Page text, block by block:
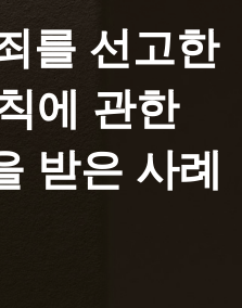
를 선고한
에 관한
받은 사례